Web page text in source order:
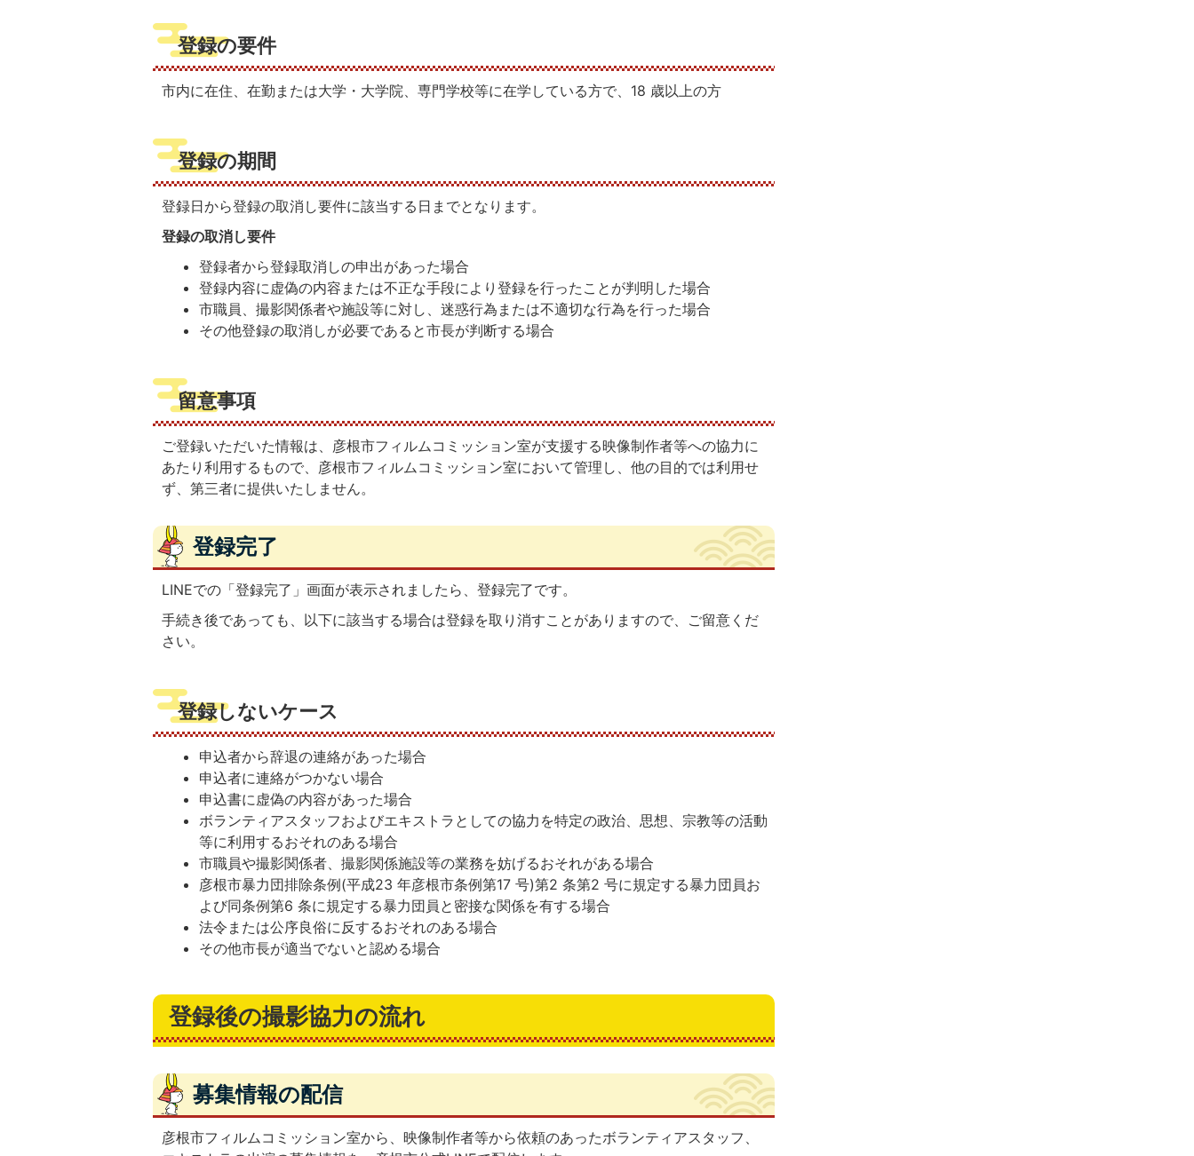
登録の要件
市内に在住、在勤または大学・大学院、専門学校等に在学している方で、18 歳以上の方
登録の期間
登録日から登録の取消し要件に該当する日までとなります。
登録の取消し要件
登録者から登録取消しの申出があった場合
登録内容に虚偽の内容または不正な手段により登録を行ったことが判明した場合
市職員、撮影関係者や施設等に対し、迷惑行為または不適切な行為を行った場合
その他登録の取消しが必要であると市長が判断する場合
留意事項
ご登録いただいた情報は、彦根市フィルムコミッション室が支援する映像制作者等への協力に
あたり利用するもので、彦根市フィルムコミッション室において管理し、他の目的では利用せ
ず、第三者に提供いたしません。
登録完了
LINEでの「登録完了」画面が表示されましたら、登録完了です。
手続き後であっても、以下に該当する場合は登録を取り消すことがありますので、ご留意くだ
さい。
登録しないケース
申込者から辞退の連絡があった場合
申込者に連絡がつかない場合
申込書に虚偽の内容があった場合
ボランティアスタッフおよびエキストラとしての協力を特定の政治、思想、宗教等の活動
等に利用するおそれのある場合
市職員や撮影関係者、撮影関係施設等の業務を妨げるおそれがある場合
彦根市暴力団排除条例(平成23 年彦根市条例第17 号)第2 条第2 号に規定する暴力団員お
よび同条例第6 条に規定する暴力団員と密接な関係を有する場合
法令または公序良俗に反するおそれのある場合
その他市長が適当でないと認める場合
登録後の撮影協力の流れ
募集情報の配信
彦根市フィルムコミッション室から、映像制作者等から依頼のあったボランティアスタッフ、